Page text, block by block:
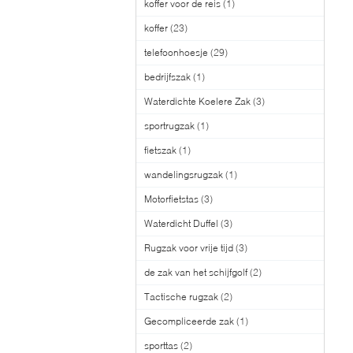
koffer voor de reis (1)
koffer (23)
telefoonhoesje (29)
bedrijfszak (1)
Waterdichte Koelere Zak (3)
sportrugzak (1)
fietszak (1)
wandelingsrugzak (1)
Motorfietstas (3)
Waterdicht Duffel (3)
Rugzak voor vrije tijd (3)
de zak van het schijfgolf (2)
Tactische rugzak (2)
Gecompliceerde zak (1)
sporttas (2)